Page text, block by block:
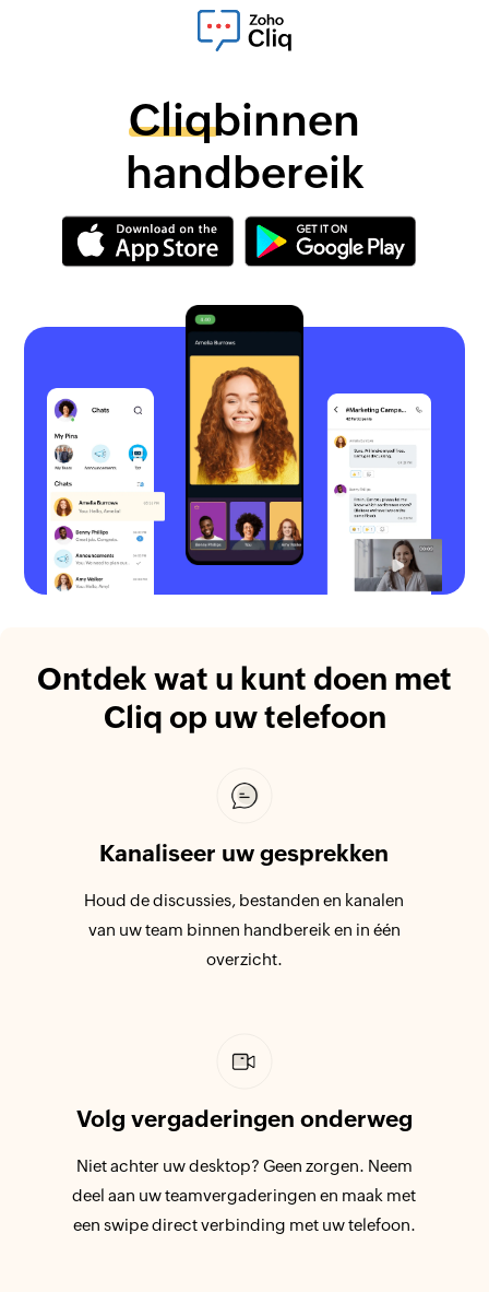
Cliqbinnen
handbereik
Ontdek wat u kunt doen met
Cliq op uwtelefoon
Kanaliseer uw gesprekken
Houd de discussies, bestanden en kanalen
van uw team binnen handbereik en in één
overzicht.
Volg vergaderingen onderweg
Niet achter uw desktop? Geen zorgen. Neem
deel aan uw teamvergaderingen en maak met
een swipe direct verbinding met uwtelefoon.